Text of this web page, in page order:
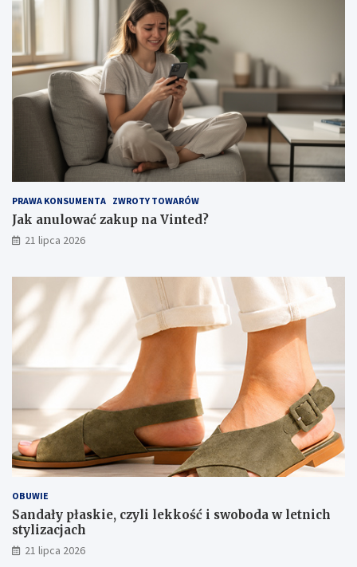
PRAWA KONSUMENTA ZWROTY TOWARÓW
Jak anulować zakup na Vinted?
21 lipca 2026
OBUWIE
Sandały płaskie, czyli lekkość i swoboda w letnich
stylizacjach
21 lipca 2026